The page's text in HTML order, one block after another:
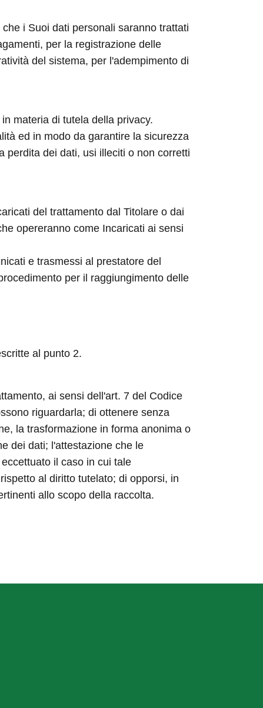
i Suoi dati personali saranno trattati
per la registrazione delle
del sistema, per l'adempimento di
materia di tutela della privacy.
ed in modo da garantire la sicurezza
perdita dei dati, usi illeciti o non corretti
del trattamento dal Titolare o dai
opereranno come Incaricati ai sensi
e trasmessi al prestatore del
per il raggiungimento delle
al punto 2.
ai sensi dell'art. 7 del Codice
riguardarla; di ottenere senza
la trasformazione in forma anonima o
dei dati; l'attestazione che le
il caso in cui tale
al diritto tutelato; di opporsi, in
allo scopo della raccolta.